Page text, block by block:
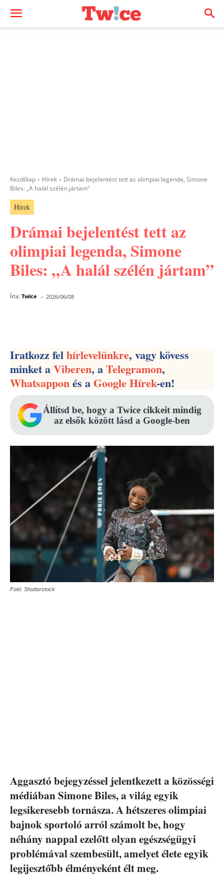
Kezdőlap Hírek
Drámai bejelentést tett az olimpiai legenda, Simone
Biles: „A halál szélén jártam”
Hírek
Drámai bejelentést tett az
olimpiai legenda, Simone
Biles: „A halál szélén jártam”
Írta: Twice - 2026/06/08
Iratkozz felhírlevelünkre, vagy kövess
minket aViberen, aTelegramon,
Whatsapponés aGoogle Hírek-en!
Állítsd be, hogy a Twice cikkeit mindig
az elsők között lásd a Google-ben
Fotó: Shutterstock
Aggasztó bejegyzéssel jelentkezett a közösségi
médiában Simone Biles, a világ egyik
legsikeresebb tornásza. A hétszeres olimpiai
bajnok sportoló arról számolt be, hogy
néhány nappal ezelőtt olyan egészségügyi
problémával szembesült, amelyet élete egyik
legijesztőbb élményeként élt meg.